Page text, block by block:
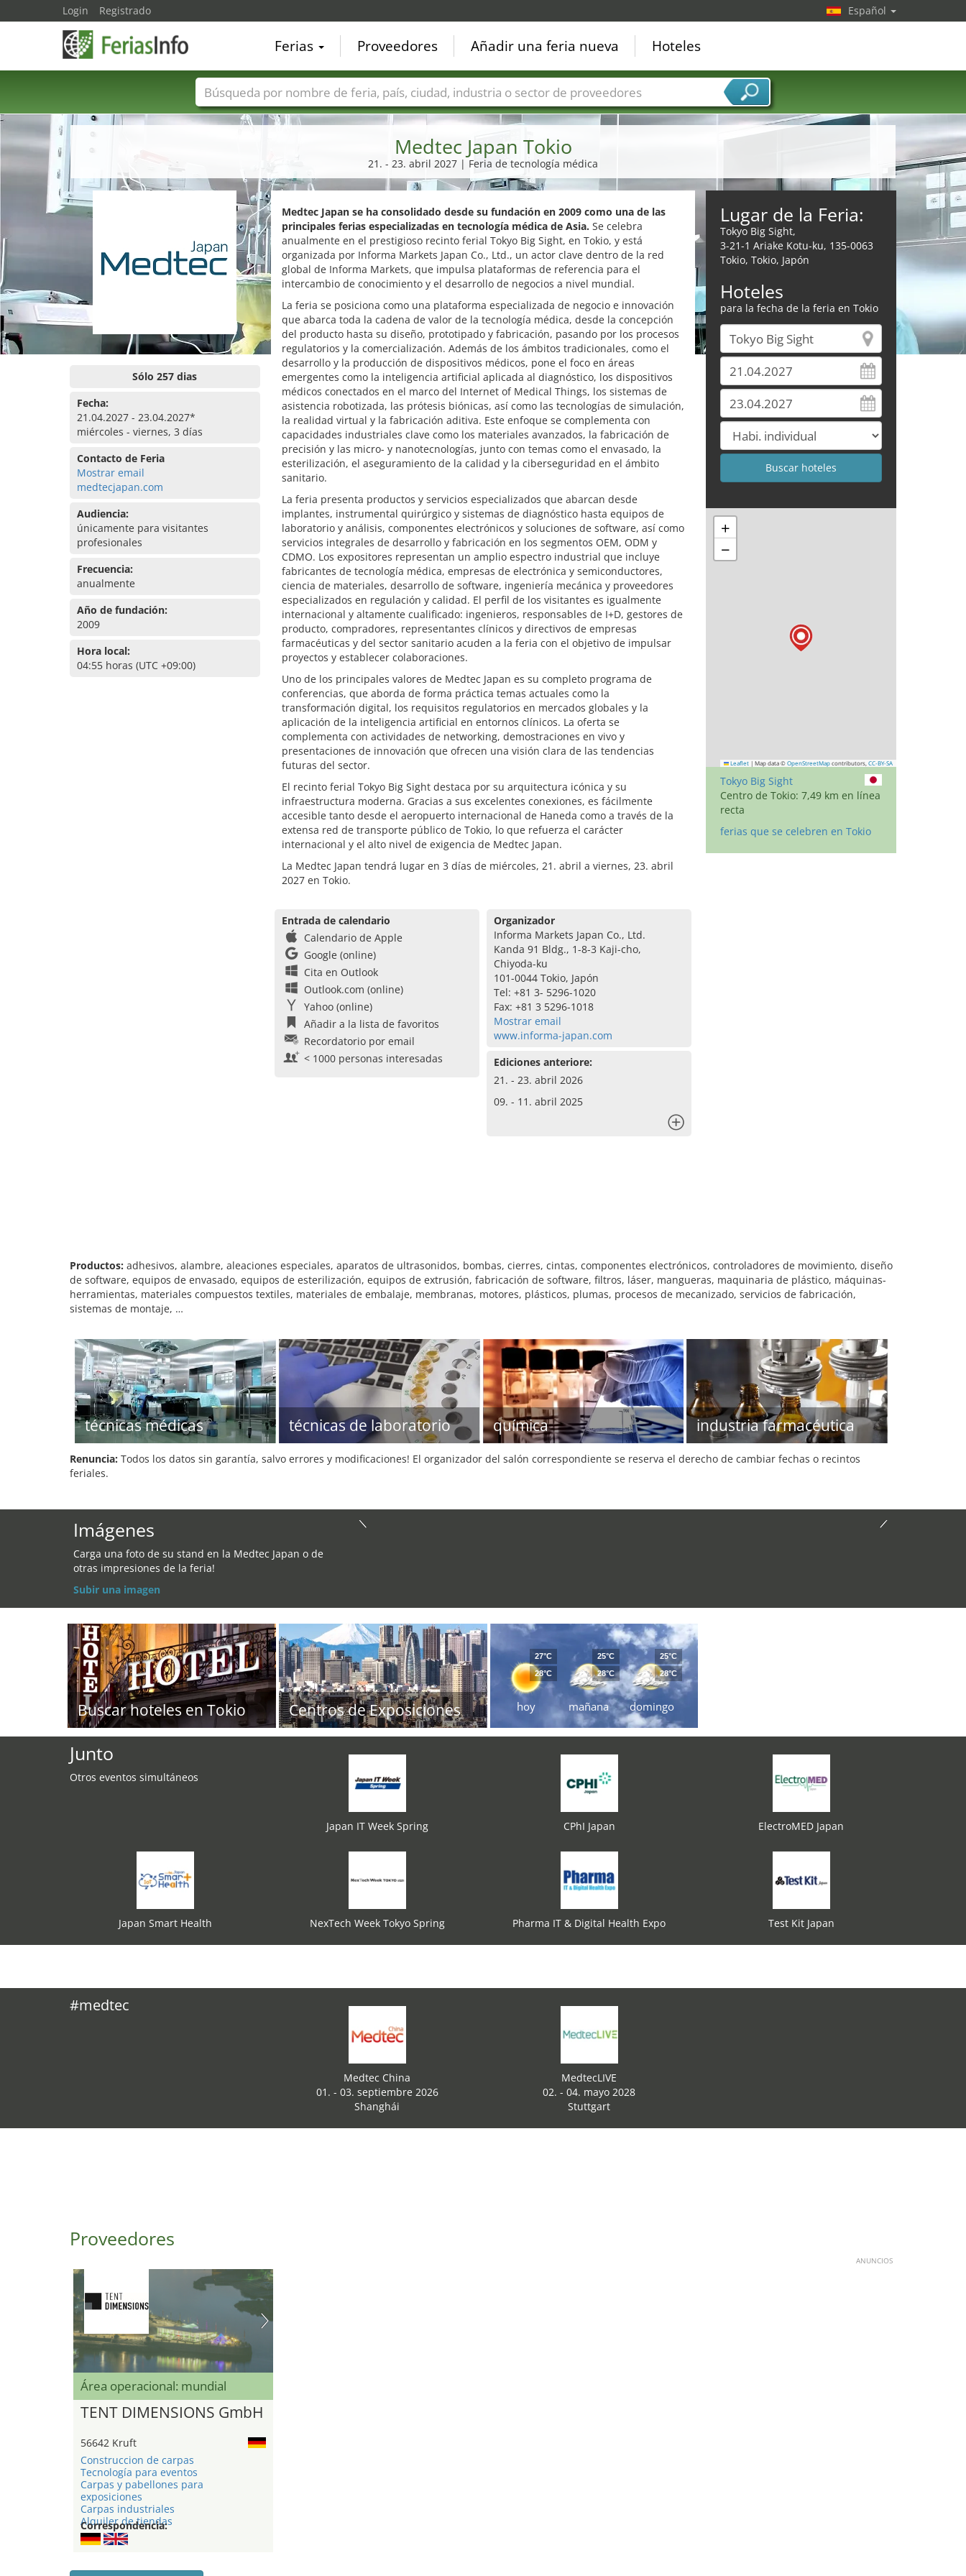
Medtec Japan Tokio
21. - 23. abril 2027 | Feria de tecnología médica
Sólo 257 dias
Fecha:
21.04.2027 - 23.04.2027*
miércoles - viernes, 3 días
Contacto de Feria
Mostrar email
medtecjapan.com
Audiencia:
únicamente para visitantes
profesionales
Frecuencia:
anualmente
Año de fundación:
2009
Hora local:
04:55 horas (UTC +09:00)
Medtec Japan se ha consolidado desde su fundación en 2009 como una de las
principales ferias especializadas en tecnología médica de Asia. Se celebra
anualmente en el prestigioso recinto ferial Tokyo Big Sight, en Tokio, y está
organizada por Informa Markets Japan Co., Ltd., un actor clave dentro de la red
global de Informa Markets, que impulsa plataformas de referencia para el
intercambio de conocimiento y el desarrollo de negocios a nivel mundial.
La feria se posiciona como una plataforma especializada de negocio e innovación
que abarca toda la cadena de valor de la tecnología médica, desde la concepción
del producto hasta su diseño, prototipado y fabricación, pasando por los procesos
regulatorios y la comercialización. Además de los ámbitos tradicionales, como el
desarrollo y la producción de dispositivos médicos, pone el foco en áreas
emergentes como la inteligencia artificial aplicada al diagnóstico, los dispositivos
médicos conectados en el marco del Internet of Medical Things, los sistemas de
asistencia robotizada, las prótesis biónicas, así como las tecnologías de simulación,
la realidad virtual y la fabricación aditiva. Este enfoque se complementa con
capacidades industriales clave como los materiales avanzados, la fabricación de
precisión y las micro- y nanotecnologías, junto con temas como el envasado, la
esterilización, el aseguramiento de la calidad y la ciberseguridad en el ámbito
sanitario.
La feria presenta productos y servicios especializados que abarcan desde
implantes, instrumental quirúrgico y sistemas de diagnóstico hasta equipos de
laboratorio y análisis, componentes electrónicos y soluciones de software, así como
servicios integrales de desarrollo y fabricación en los segmentos OEM, ODM y
CDMO. Los expositores representan un amplio espectro industrial que incluye
fabricantes de tecnología médica, empresas de electrónica y semiconductores,
ciencia de materiales, desarrollo de software, ingeniería mecánica y proveedores
especializados en regulación y calidad. El perfil de los visitantes es igualmente
internacional y altamente cualificado: ingenieros, responsables de I+D, gestores de
producto, compradores, representantes clínicos y directivos de empresas
farmacéuticas y del sector sanitario acuden a la feria con el objetivo de impulsar
proyectos y establecer colaboraciones.
Uno de los principales valores de Medtec Japan es su completo programa de
conferencias, que aborda de forma práctica temas actuales como la
transformación digital, los requisitos regulatorios en mercados globales y la
aplicación de la inteligencia artificial en entornos clínicos. La oferta se
complementa con actividades de networking, demostraciones en vivo y
presentaciones de innovación que ofrecen una visión clara de las tendencias
futuras del sector.
El recinto ferial Tokyo Big Sight destaca por su arquitectura icónica y su
infraestructura moderna. Gracias a sus excelentes conexiones, es fácilmente
accesible tanto desde el aeropuerto internacional de Haneda como a través de la
extensa red de transporte público de Tokio, lo que refuerza el carácter
internacional y el alto nivel de exigencia de Medtec Japan.
La Medtec Japan tendrá lugar en 3 días de miércoles, 21. abril a viernes, 23. abril
2027 en Tokio.
Entrada de calendario
Calendario de Apple
Google (online)
Cita en Outlook
Outlook.com (online)
Yahoo (online)
Añadir a la lista de favoritos
Recordatorio por email
< 1000 personas interesadas
Organizador
Informa Markets Japan Co., Ltd.
Kanda 91 Bldg., 1-8-3 Kaji-cho,
Chiyoda-ku
101-0044 Tokio, Japón
Tel: +81 3- 5296-1020
Fax: +81 3 5296-1018
Mostrar email
www.informa-japan.com
Ediciones anteriore:
21. - 23. abril 2026
09. - 11. abril 2025
Lugar de la Feria:
Tokyo Big Sight,
3-21-1 Ariake Kotu-ku, 135-0063
Tokio, Tokio, Japón
Hoteles
para la fecha de la feria en Tokio
+
−
Leaflet | Map data © OpenStreetMap contributors, CC-BY-SA
Tokyo Big Sight
Centro de Tokio: 7,49 km en línea
recta
ferias que se celebren en Tokio
Productos: adhesivos, alambre, aleaciones especiales, aparatos de ultrasonidos, bombas, cierres, cintas, componentes electrónicos, controladores de movimiento, diseño
de software, equipos de envasado, equipos de esterilización, equipos de extrusión, fabricación de software, filtros, láser, mangueras, maquinaria de plástico, máquinas-
herramientas, materiales compuestos textiles, materiales de embalaje, membranas, motores, plásticos, plumas, procesos de mecanizado, servicios de fabricación,
sistemas de montaje, …
técnicas médicas técnicas de laboratorio química industria farmacéutica
Renuncia: Todos los datos sin garantía, salvo errores y modificaciones! El organizador del salón correspondiente se reserva el derecho de cambiar fechas o recintos
feriales.
Imágenes
Carga una foto de su stand en la Medtec Japan o de
otras impresiones de la feria!
Subir una imagen
Buscar hoteles en Tokio Centros de Exposiciones hoy
27°C
28°C
mañana
25°C
28°C
domingo
25°C
28°C
Junto
Otros eventos simultáneos
Japan IT Week Spring CPhI Japan ElectroMED Japan
Japan Smart Health NexTech Week Tokyo Spring Pharma IT & Digital Health Expo Test Kit Japan
#medtec
Medtec China
01. - 03. septiembre 2026
Shanghái
MedtecLIVE
02. - 04. mayo 2028
Stuttgart
Proveedores
ANUNCIOS
Área operacional: mundial
TENT DIMENSIONS GmbH
56642 Kruft
Construccion de carpas
Tecnología para eventos
Carpas y pabellones para
exposiciones
Carpas industriales
Alquiler de tiendas
Correspondencia:
Login Registrado Español
Ferias Proveedores Añadir una feria nueva Hoteles
Nombres de ferias Países Ciudades Sectores de ferias Sectores de proveedor de servicios